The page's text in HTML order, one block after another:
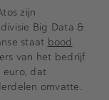
zijn
Big Data &
staat bood
van het bedrijf
euro, dat
omvatte.